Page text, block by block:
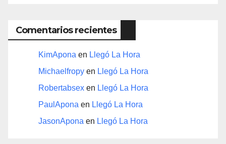
Comentarios recientes
KimApona en Llegó La Hora
Michaelfropy en Llegó La Hora
Robertabsex en Llegó La Hora
PaulApona en Llegó La Hora
JasonApona en Llegó La Hora